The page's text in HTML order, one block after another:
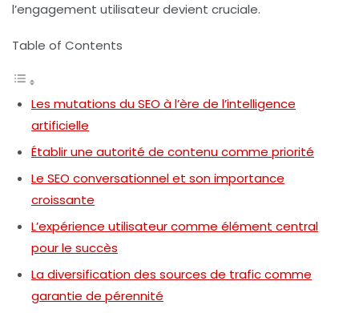
l’engagement utilisateur devient cruciale.
Table of Contents
Les mutations du SEO à l’ère de l’intelligence
artificielle
Établir une autorité de contenu comme priorité
Le SEO conversationnel et son importance
croissante
L’expérience utilisateur comme élément central
pour le succès
La diversification des sources de trafic comme
garantie de pérennité